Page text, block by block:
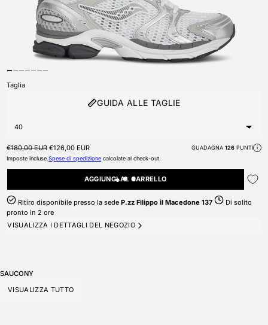
Taglia
GUIDA ALLE TAGLIE
Prezzo di listino
€180,00 EUR Prezzo scontato
€126,00 EUR GUADAGNA 126PUNTI i
Imposte incluse.Spese di spedizione calcolate al check-out.
AGGIUNGI AL CARRELLO
Ritiro disponibile presso la sedeP.zz Filippo il Macedone 137
Di solito
pronto in 2 ore
VISUALIZZA I DETTAGLI DEL NEGOZIO
SAUCONY
VISUALIZZA TUTTO